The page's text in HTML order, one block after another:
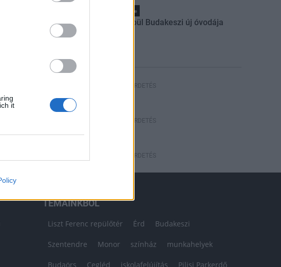
it
Pest megye
Fából épül Budakeszi új óvodája
HIRDETÉS
HIRDETÉS
HIRDETÉS
TÉMÁINKBÓL
Liszt Ferenc repülőtér Érd Budakeszi
Szentendre Monor színház munkahelyek
Budaörs Cegléd iskolafelújítás Pilisi Parkerdő